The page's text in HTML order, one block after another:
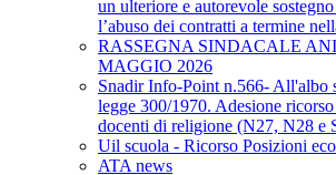
un ulteriore e autorevole
l’abuso dei contratti a termine
RASSEGNA SINDACALE
MAGGIO 2026
Snadir Info-Point n.566- All'albo
legge 300/1970. Adesione
docenti di religione (N27, N28 e
Uil scuola - Ricorso Posizioni
ATA news